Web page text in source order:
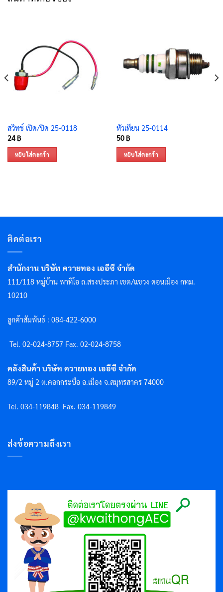
สวิทช์ เปิด/ปิด 25-0118
24 ฿
หยิบใส่ตะกร้า
หัวเทียน 25-0114
50 ฿
หยิบใส่ตะกร้า
ติดต่อเรา
สำนักงาน บริษัท ควายทอง เออีซี จำกัด
111/118 หมู่บ้าน พาทิโอ ถ.สรงประภา เขต/แขวง ดอนเมือง กทม.
10210
ลูกค้าสัมพันธ์ : 084-422-6000
Tel. 02-024-8757 Fax. 02-024-8758
คลังสินค้า บริษัท ควายทอง เออีซี จำกัด
89/2 หมู่ 2 ต.คอกกระบือ อ.เมือง จ.สมุทรสาคร 74000
Tel. 034-119848 Fax. 034-119849
ส่งข้อความถึงเรา